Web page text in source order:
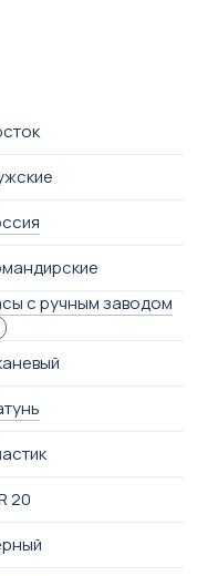
с ручным заводом
20